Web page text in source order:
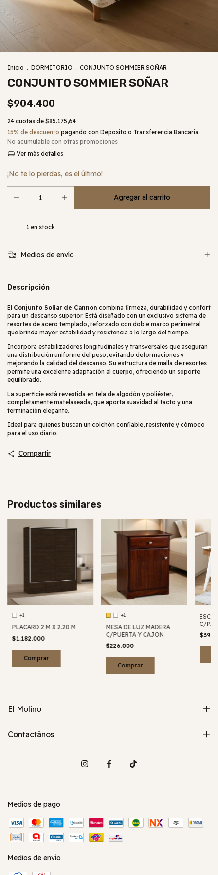
Inicio . DORMITORIO . CONJUNTO SOMMIER SOÑAR
CONJUNTO SOMMIER SOÑAR
$904.400
24 cuotas de $85.175,64
15% de descuento pagando con Deposito o Transferencia Bancaria
No acumulable con otras promociones
Ver más detalles
¡No te lo pierdas, es el último!
1 en stock
Medios de envío
Descripción
El Conjunto Soñar de Cannon combina firmeza, durabilidad y confort
para un descanso superior. Está diseñado con un exclusivo sistema de
resortes de acero templado, reforzado con doble marco perimetral
que brinda mayor estabilidad y resistencia a lo largo del tiempo.
Incorpora estabilizadores longitudinales y transversales que aseguran
una distribución uniforme del peso, evitando deformaciones y
mejorando la calidad del descanso. Su estructura de malla de resortes
permite una excelente adaptación al cuerpo, ofreciendo un soporte
equilibrado.
La superficie está revestida en tela de algodón y poliéster,
completamente matelaseada, que aporta suavidad al tacto y una
terminación elegante.
Ideal para quienes buscan un colchón confiable, resistente y cómodo
para el uso diario.
Compartir
Productos similares
+1
PLACARD 2 M X 2.20 M
$1.182.000
Comprar
+1
MESA DE LUZ MADERA
C/PUERTA Y CAJON
$226.000
Comprar
C/
El Molino
Contactános
Medios de pago
Medios de envío